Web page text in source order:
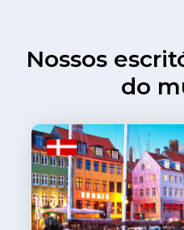
Nossos
do